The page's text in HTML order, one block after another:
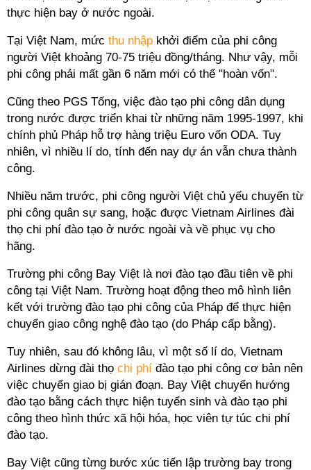
thực hiện bay ở nước ngoài.
Tại Việt Nam, mức thu nhập khởi điểm của phi công
người Việt khoảng 70-75 triệu đồng/tháng. Như vậy, mỗi
phi công phải mất gần 6 năm mới có thể "hoàn vốn".
Cũng theo PGS Tống, việc đào tạo phi công dân dụng
trong nước được triển khai từ những năm 1995-1997, khi
chính phủ Pháp hỗ trợ hàng triệu Euro vốn ODA. Tuy
nhiên, vì nhiều lí do, tính đến nay dự án vẫn chưa thành
công.
Nhiều năm trước, phi công người Việt chủ yếu chuyển từ
phi công quân sự sang, hoặc được Vietnam Airlines đài
thọ chi phí đào tạo ở nước ngoài và về phục vụ cho
hãng.
Trường phi công Bay Việt là nơi đào tạo đầu tiên về phi
công tại Việt Nam. Trường hoạt động theo mô hình liên
kết với trường đào tạo phi công của Pháp để thực hiện
chuyển giao công nghệ đào tạo (do Pháp cấp bằng).
Tuy nhiên, sau đó không lâu, vì một số lí do, Vietnam
Airlines dừng đài thọ chi phí đào tạo phi công cơ bản nên
việc chuyển giao bị gián đoạn. Bay Việt chuyển hướng
đào tạo bằng cách thực hiện tuyển sinh và đào tạo phi
công theo hình thức xã hội hóa, học viên tự túc chi phí
đào tạo.
Bay Việt cũng từng bước xúc tiến lập trường bay trong